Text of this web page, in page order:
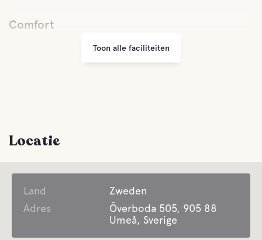
Comfort
Latrine legen
Toon alle faciliteiten
Locatie
Land
Zweden
Adres
Överboda 505, 905 88
Umeå, Sverige